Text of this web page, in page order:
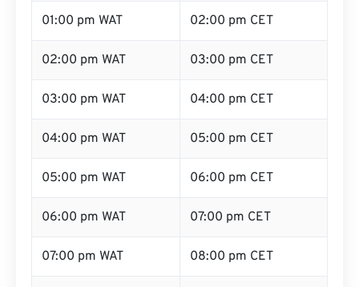
01:00 pm WAT 02:00 pm CET
02:00 pm WAT 03:00 pm CET
03:00 pm WAT 04:00 pm CET
04:00 pm WAT 05:00 pm CET
05:00 pm WAT 06:00 pm CET
06:00 pm WAT 07:00 pm CET
07:00 pm WAT 08:00 pm CET